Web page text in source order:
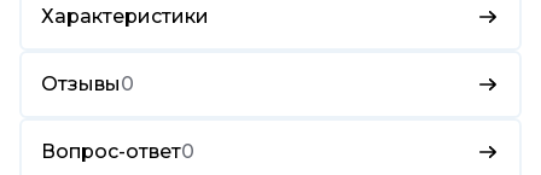
Характеристики
Отзывы0
Вопрос-ответ0